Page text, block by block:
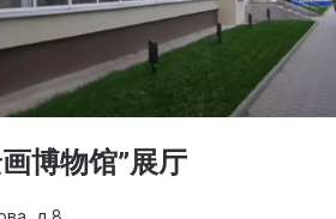
博物馆”展厅